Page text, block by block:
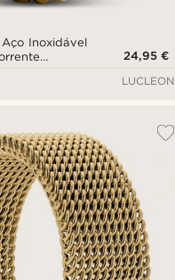
Inoxidável
24,95 €
LUCLEON